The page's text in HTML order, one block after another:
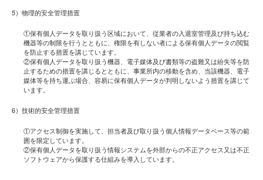
5）物理的安全管理措置
①保有個人データを取り扱う区域において、従業者の入退室管理及び持ち込む
機器等の制限を行うとともに、権限を有しない者による保有個人データの閲覧
を防止する措置を講じています。
②保有個人データを取り扱う機器、電子媒体及び書類等の盗難又は紛失等を防
止するための措置を講じるとともに、事業所内の移動を含め、当該機器、電子
媒体等を持ち運ぶ場合、容易に保有個人データが判明しないよう措置を講じて
います。
6）技術的安全管理措置
①アクセス制御を実施して、担当者及び取り扱う個人情報データベース等の範
囲を限定しています。
②保有個人データを取り扱う情報システムを外部からの不正アクセス又は不正
ソフトウェアから保護する仕組みを導入しています。